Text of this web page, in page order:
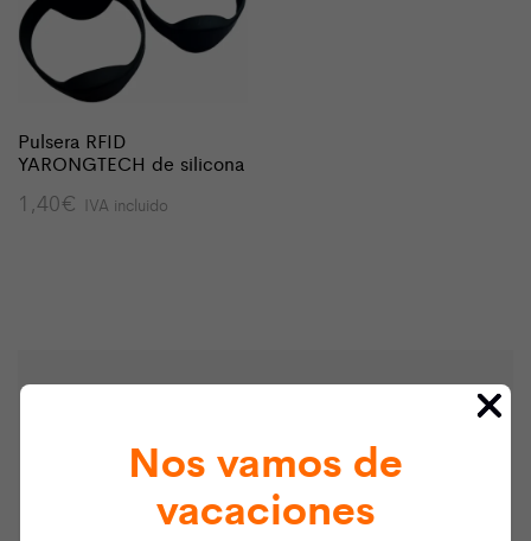
Pulsera RFID
YARONGTECH de silicona
1,40€ IVA incluido
¿No encuentras lo que
buscas?
Somos distribuidores de numerosas marcas de
Nos vamos de
vacaciones